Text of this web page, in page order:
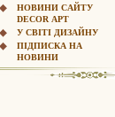
НОВИНИ САЙТУ
DECOR АРТ
У СВІТІ ДИЗАЙНУ
ПІДПИСКА НА
НОВИНИ